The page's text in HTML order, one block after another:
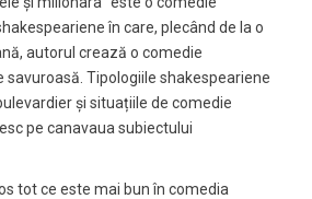
în care, plecând de la o
autorul crează o comedie
savuroasă. Tipologiile shakespeariene
și situațiile de comedie
pe canavaua subiectului
tot ce este mai bun în comedia